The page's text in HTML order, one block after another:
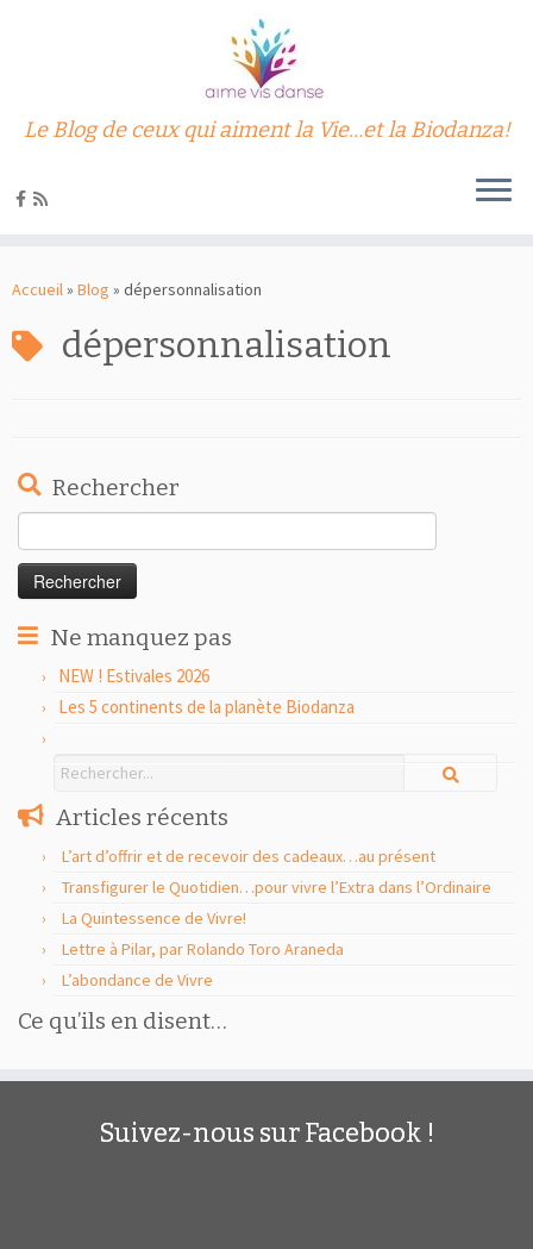
au
Le Blog de ceux qui aiment la Vie…et la Biodanza!
Accueil» Blog » dépersonnalisation
dépersonnalisation
Rechercher
Ne manquez pas
NEW ! Estivales 2026
Les 5 continents de la planète Biodanza
Articles récents
L’art d’offrir et de recevoir des cadeaux…au présent
Transfigurer le Quotidien…pour vivre l’Extra dans l’Ordinaire
La Quintessence de Vivre!
Lettre à Pilar, par Rolando Toro Araneda
L’abondance de Vivre
Ce qu’ils en disent…
Suivez-nous sur Facebook !